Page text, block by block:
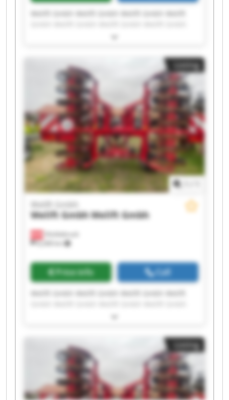
Welift Gmbh Welift Gmbh Welift Gmbh Welift
Welift Gmbh Welift Gmbh Welift Gmbh Welift
Welift Gmbh Welift Gmbh Welift Gmbh Welift
Gmbh Welift Gmbh Welift Gmbh
Listing
Vöcklabruck
8,268 km
Welift Gmbh
Welift GmbhWelift Gmbh
Price info Call
Welift Gmbh Welift Gmbh Welift Gmbh Welift
Welift Gmbh Welift Gmbh Welift Gmbh Welift
Welift Gmbh Welift Gmbh Welift Gmbh Welift
Gmbh Welift Gmbh Welift Gmbh
Listing